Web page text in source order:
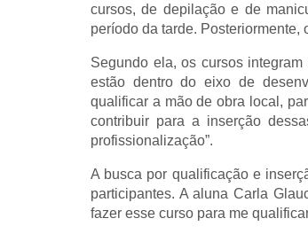
cursos, de depilação e de
período da tarde. Posteriormente,
Segundo ela, os cursos
estão dentro do eixo de
qualificar a mão de obra local,
contribuir para a inserção
profissionalização”.
A busca por qualificação e
participantes. A aluna Carla
fazer esse curso para me